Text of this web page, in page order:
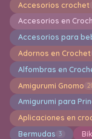
Accesorios crochet
Accesorios en
Accesorios para
Adornos en Crochet
Alfombras en
Amigurumi Gnomo
Amigurumi para
Aplicaciones en
Bermudas 3